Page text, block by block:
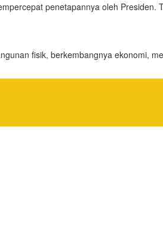
penetapannya oleh Presiden.
fisik, berkembangnya ekonomi,